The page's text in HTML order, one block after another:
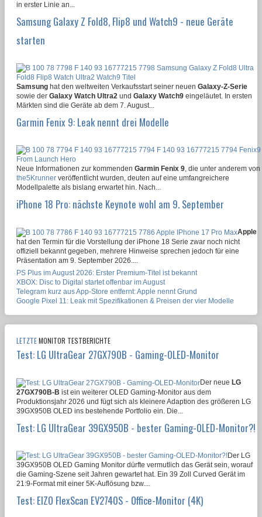
in erster Linie an...
Samsung Galaxy Z Fold8, Flip8 und Watch9 - neue Geräte
starten
Samsung hat den weltweiten Verkaufsstart seiner neuen Galaxy-Z-Serie
sowie der Galaxy Watch Ultra2 und Galaxy Watch9 eingeläutet. In ersten
Märkten sind die Geräte ab dem 7. August...
Garmin Fenix 9: Leak nennt drei Modelle
Neue Informationen zur kommenden Garmin Fenix 9, die unter anderem von
the5Krunner veröffentlicht wurden, deuten auf eine umfangreichere
Modellpalette als bislang erwartet hin. Nach...
iPhone 18 Pro: nächste Keynote wohl am 9. September
Apple
hat den Termin für die Vorstellung der iPhone 18 Serie zwar noch nicht
offiziell bekannt gegeben, mehrere Hinweise sprechen jedoch für eine
Präsentation am 9. September 2026....
PS Plus im August 2026: Erster Premium-Titel ist bekannt
XBOX: Disc to Digital startet offenbar im August
Telegram kurz aus App-Store entfernt: Apple nennt Grund
Google Pixel 11: Leak mit Spezifikationen & Preisen der vier Modelle
LETZTEMONITOR TESTBERICHTE
Test: LG UltraGear 27GX790B - Gaming-OLED-Monitor
Der neue LG
27GX790B-B ist ein weiterer OLED Gaming-Monitor aus dem
Produktionsjahr 2026 und fügt sich als kleinere Adaption des größeren LG
39GX950B OLED ins bestehende Portfolio ein. Die...
Test: LG UltraGear 39GX950B - bester Gaming-OLED-Monitor?!
Der LG
39GX950B OLED Gaming Monitor dürfte vermutlich das Gerät sein, worauf
die Gaming-Szene seit Jahren gewartet hat. Ein 39 Zoll Curved Gerät im
21:9-Format mit einer 5K-Auflösung bzw....
Test: EIZO FlexScan EV2740S - Office-Monitor (4K)